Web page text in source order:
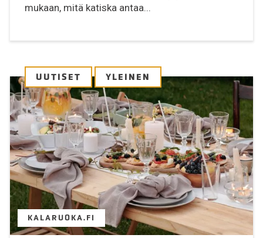
mukaan, mitä katiska antaa...
UUTISET YLEINEN
KALARUOKA.FI